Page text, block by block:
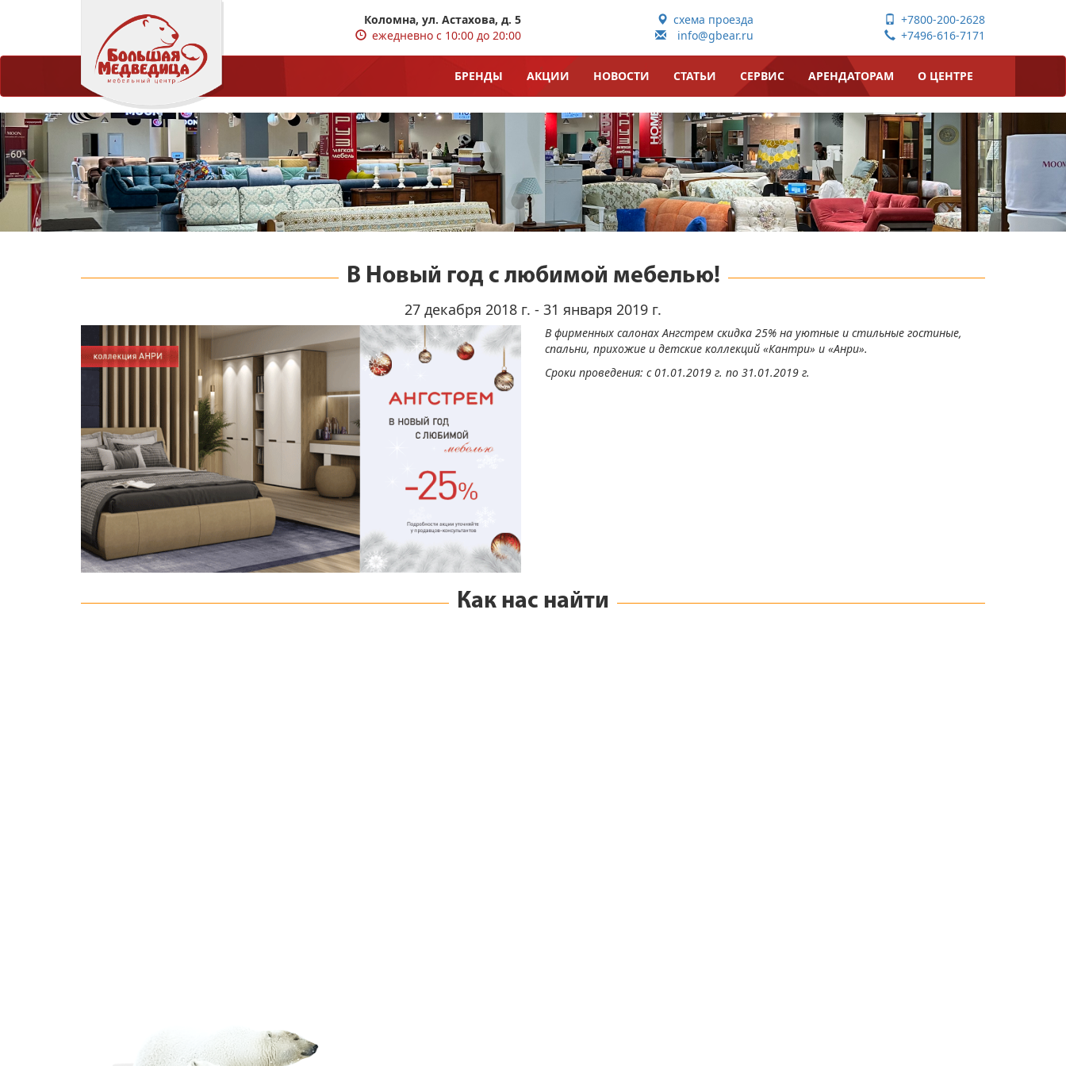
Коломна, ул. Астахова, д. 5
ежедневно с 10:00 до 20:00
схема проезда
info@gbear.ru
+7800-200-2628
+7496-616-7171
БРЕНДЫ АКЦИИ НОВОСТИ СТАТЬИ СЕРВИС АРЕНДАТОРАМ О ЦЕНТРЕ
В Новый год с любимой мебелью!
27 декабря 2018 г. - 31 января 2019 г.
В фирменных салонах Ангстрем скидка 25% на уютные и стильные гостиные,
спальни, прихожие и детские коллекций «Кантри» и «Анри».
Сроки проведения: с 01.01.2019 г. по 31.01.2019 г.
Как нас найти